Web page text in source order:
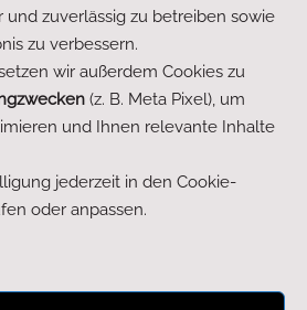
und zuverlässig zu betreiben sowie
zu verbessern.
wir außerdem Cookies zu
(z. B. Meta Pixel), um
und Ihnen relevante Inhalte
jederzeit in den Cookie-
oder anpassen.